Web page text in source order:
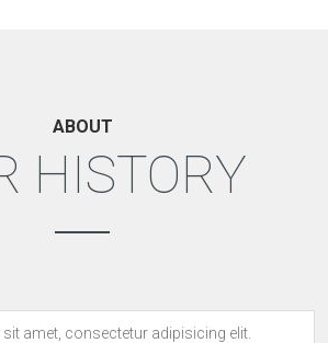
ABOUT
HISTORY
amet, consectetur adipisicing elit.